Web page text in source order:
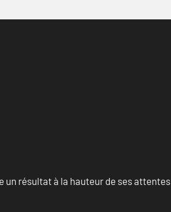
résultat à la hauteur de ses attentes